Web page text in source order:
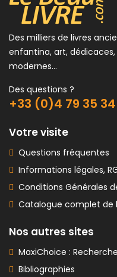
Des milliers de livres
enfantina, art,
modernes...
Des questions ?
+33 (0)4 79 35 34
Votre visite
Questions fréquentes
Informations légales,
Conditions Générales
Catalogue complet de
Nos autres sites
MaxiChoice :
Bibliographies